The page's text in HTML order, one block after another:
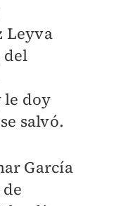
Leyva
del
le doy
salvó.
García